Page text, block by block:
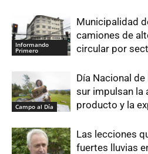
Informando
Primero
Municipalidad
camiones de
circular por
Campo al Día
Día Nacional
sur impulsan la
producto y la
Las lecciones
fuertes lluvias